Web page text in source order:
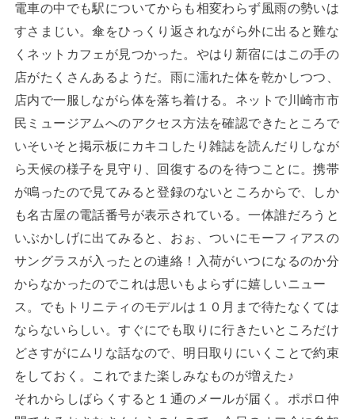
電車の中でも駅についてからも相変わらず風雨の勢いは
すさまじい。傘をひっくり返されながら外に出ると難な
くネットカフェが見つかった。やはり新宿にはこの手の
店がたくさんあるようだ。雨に濡れた体を乾かしつつ、
店内で一服しながら体を落ち着ける。ネットで川崎市市
民ミュージアムへのアクセス方法を確認できたところで
いそいそと掲示板にカキコしたり雑誌を読んだりしなが
ら天候の様子を見守り、回復するのを待つことに。携帯
が鳴ったので見てみると登録のないところからで、しか
も名古屋の電話番号が表示されている。一体誰だろうと
いぶかしげに出てみると、おぉ、ついにモーフィアスの
サングラスが入ったとの連絡！入荷がいつになるのか分
からなかったのでこれは思いもよらずに嬉しいニュー
ス。でもトリニティのモデルは１０月まで待たなくては
ならないらしい。すぐにでも取りに行きたいところだけ
どさすがにムリな話なので、明日取りにいくことで約束
をしておく。これでまた楽しみなものが増えた♪
それからしばらくすると１通のメールが届く。ポポロ仲